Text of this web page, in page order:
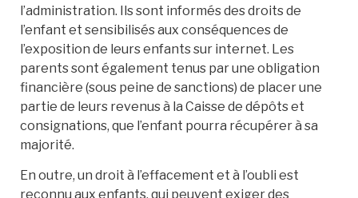
l’administration. Ils sont informés des droits de
l’enfant et sensibilisés aux conséquences de
l’exposition de leurs enfants sur internet. Les
parents sont également tenus par une obligation
financière (sous peine de sanctions) de placer une
partie de leurs revenus à la Caisse de dépôts et
consignations, que l’enfant pourra récupérer à sa
majorité.
En outre, un droit à l’effacement et à l’oubli est
reconnu aux enfants, qui peuvent exiger des